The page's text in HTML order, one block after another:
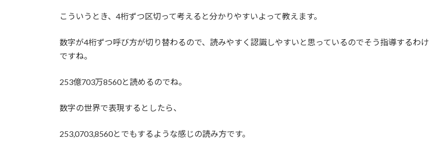
こういうとき、4桁ずつ区切って考えると分かりやすいよって教えます。
数字が4桁ずつ呼び方が切り替わるので、読みやすく認識しやすいと思っているのでそう指導するわけ
ですね。
253億703万8560と読めるのでね。
数字の世界で表現するとしたら、
253,0703,8560とでもするような感じの読み方です。